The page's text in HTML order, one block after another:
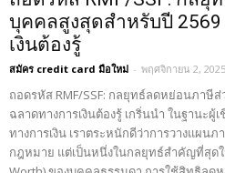
บุคคลสูงสุดสำหรับปี
เงินต้องรู้
สมัคร credit card มือใหม่ - พฤศจิกายน 2, 2025
ถอดรหัส RMF/SSF: กลยุทธ์ลดหย่อนภาษี
ฉลาดทางการเงินต้องรู้ เกริ่นนำ ในฐานะ
ทางการเงิน เราตระหนักดีว่าการวางแผน
กฎหมาย แต่เป็นหนึ่งในกลยุทธ์สำคัญที่สุด